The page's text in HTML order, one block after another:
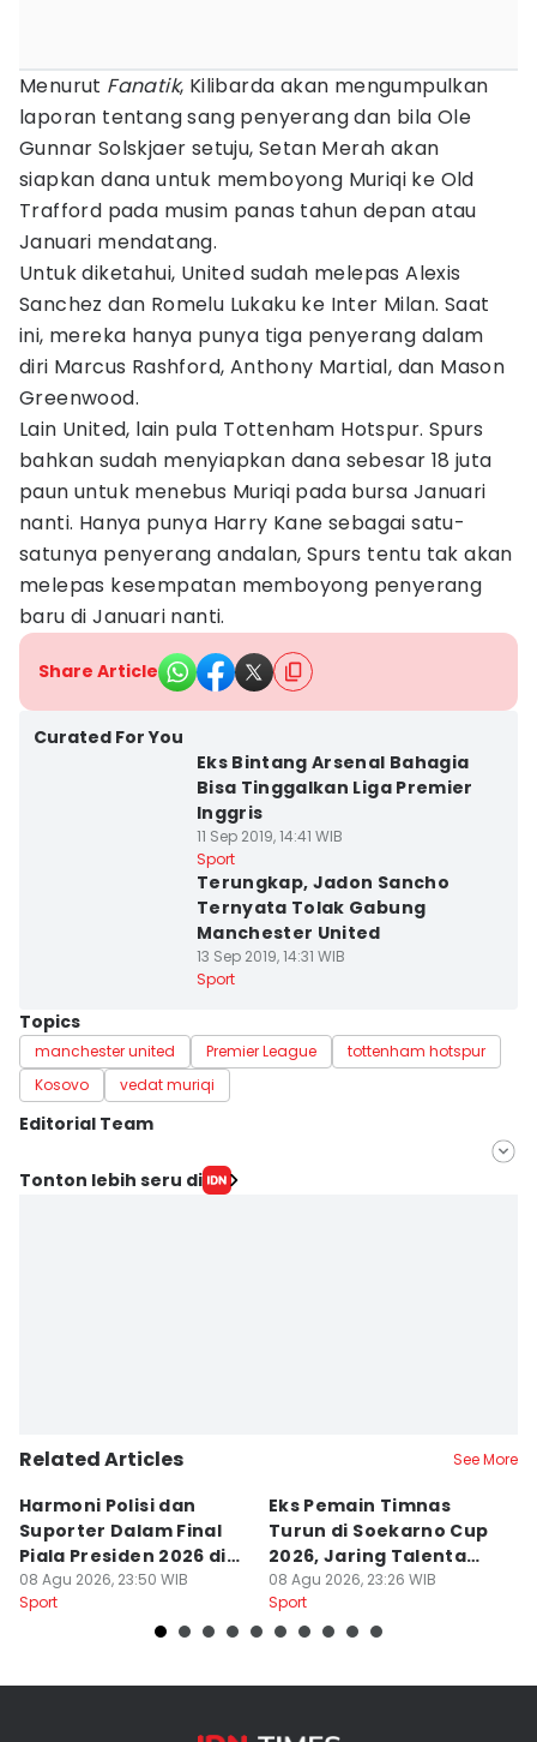
Menurut Fanatik, Kilibarda akan mengumpulkan
laporan tentang sang penyerang dan bila Ole
Gunnar Solskjaer setuju, Setan Merah akan
siapkan dana untuk memboyong Muriqi ke Old
Trafford pada musim panas tahun depan atau
Januari mendatang.
Untuk diketahui, United sudah melepas Alexis
Sanchez dan Romelu Lukaku ke Inter Milan. Saat
ini, mereka hanya punya tiga penyerang dalam
diri Marcus Rashford, Anthony Martial, dan Mason
Greenwood.
Lain United, lain pula Tottenham Hotspur. Spurs
bahkan sudah menyiapkan dana sebesar 18 juta
paun untuk menebus Muriqi pada bursa Januari
nanti. Hanya punya Harry Kane sebagai satu-
satunya penyerang andalan, Spurs tentu tak akan
melepas kesempatan memboyong penyerang
baru di Januari nanti.
Share Article
Curated For You
Eks Bintang Arsenal Bahagia
Bisa Tinggalkan Liga Premier
Inggris
11 Sep 2019, 14:41 WIB
Sport
Terungkap, Jadon Sancho
Ternyata Tolak Gabung
Manchester United
13 Sep 2019, 14:31 WIB
Sport
Topics
manchester united Premier League
tottenham hotspur
Kosovo
vedat muriqi
Editorial Team
Editor
Tonton lebih seru di
Related Articles See More
Harmoni Polisi dan
Suporter Dalam Final
Piala Presiden 2026 di
Bogor
08 Agu 2026, 23:50 WIB
Sport
Eks Pemain Timnas
Turun di Soekarno Cup
2026, Jaring Talenta
Muda
08 Agu 2026, 23:26 WIB
Sport